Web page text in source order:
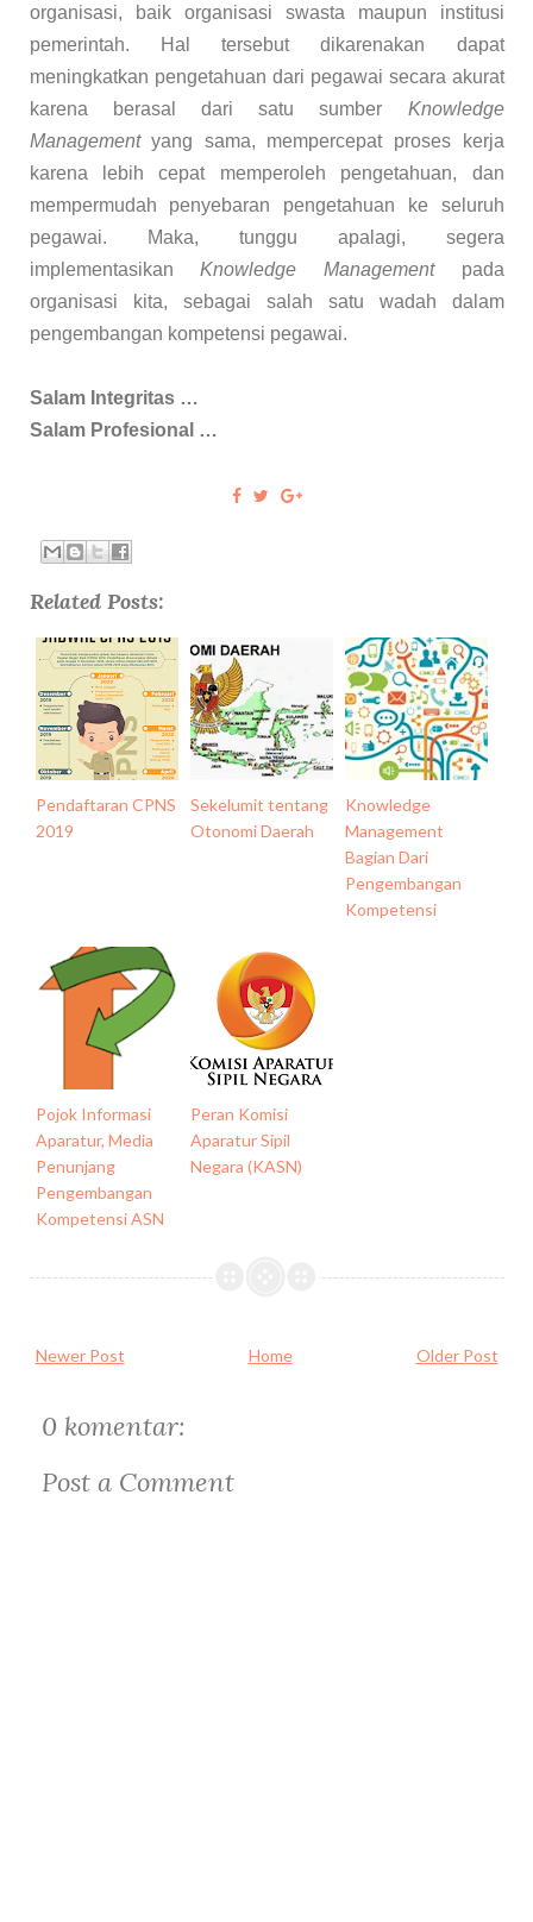
organisasi, baik organisasi swasta maupun institusi
pemerintah. Hal tersebut dikarenakan dapat
meningkatkan pengetahuan dari pegawai secara akurat
karena berasal dari satu sumber Knowledge
Managementyang sama, mempercepat proses kerja
karena lebih cepat memperoleh pengetahuan, dan
mempermudah penyebaran pengetahuan ke seluruh
pegawai. Maka, tunggu apalagi, segera
implementasikanKnowledge Managementpada
organisasi kita, sebagai salah satu wadah dalam
pengembangan kompetensi pegawai.
Salam Integritas …
Salam Profesional …
Related Posts:
Pendaftaran CPNS
2019
Sekelumit tentang
Otonomi Daerah
Knowledge
Management
Bagian Dari
Pengembangan
Kompetensi
Pojok Informasi
Aparatur, Media
Penunjang
Pengembangan
Kompetensi ASN
Peran Komisi
Aparatur Sipil
Negara (KASN)
Newer Post Older Post
Home
0 komentar:
Post a Comment